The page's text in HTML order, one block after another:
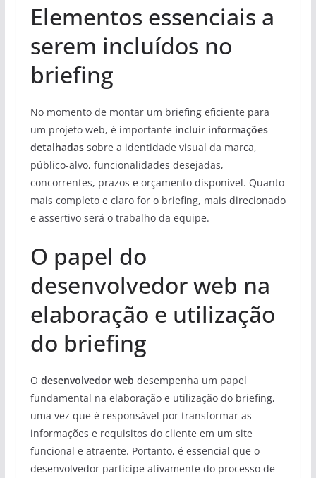
Elementos essenciais a
serem incluídos no
briefing
No momento de montar um briefing eficiente para
um projeto web, é importante incluir informações
detalhadassobre a identidade visual da marca,
público-alvo, funcionalidades desejadas,
concorrentes, prazos e orçamento disponível. Quanto
mais completo e claro for o briefing, mais direcionado
e assertivo será o trabalho da equipe.
O papel do
desenvolvedor web na
elaboração e utilização
do briefing
O desenvolvedor web desempenha um papel
fundamental na elaboração e utilização do briefing,
uma vez que é responsável por transformar as
informações e requisitos do cliente em um site
funcional e atraente. Portanto, é essencial que o
desenvolvedor participe ativamente do processo de